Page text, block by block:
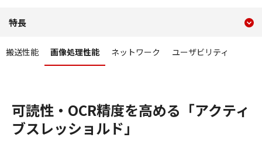
特長 画像処理性能 DR-
特長
搬送性能 画像処理性能 ネットワーク ユーザビリティ
可読性・OCR精度を高める「アクティ
ブスレッショルド」